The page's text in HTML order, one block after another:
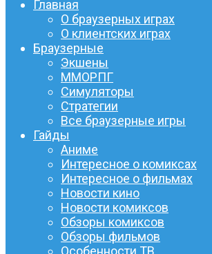
Главная
О браузерных играх
О клиентских играх
Браузерные
Экшены
ММОРПГ
Симуляторы
Стратегии
Все браузерные игры
Гайды
Аниме
Интересное о комиксах
Интересное о фильмах
Новости кино
Новости комиксов
Обзоры комиксов
Обзоры фильмов
Особенности ТВ